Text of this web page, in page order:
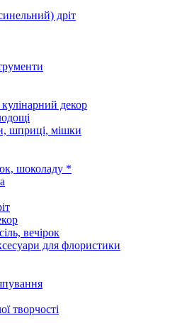
дріт
декор
шприці, мішки
шоколаду *
вечірок
для флористики
творчості